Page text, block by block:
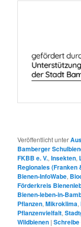
Veröffentlicht unter
Bamberger
FKBB e. V.,Insekten,
Regionales (Franken
Bienen-InfoWabe,
Förderkreis
Bienen-leben-in-
Pflanzen,Mikroklima,
Pflanzenvielfalt,
Wildbienen |